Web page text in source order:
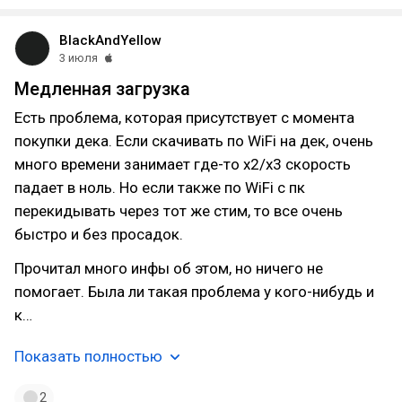
BlackAndYellow
3 июля
Медленная загрузка
Есть проблема, которая присутствует с момента
покупки дека. Если скачивать по WiFi на дек, очень
много времени занимает где-то х2/х3 скорость
падает в ноль. Но если также по WiFi с пк
перекидывать через тот же стим, то все очень
быстро и без просадок.
Прочитал много инфы об этом, но ничего не
помогает. Была ли такая проблема у кого-нибудь и
к…
Показать полностью
2